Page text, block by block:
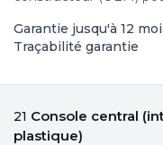
Garantie jusqu'à 12
Traçabilité garantie
21 Console central
plastique)